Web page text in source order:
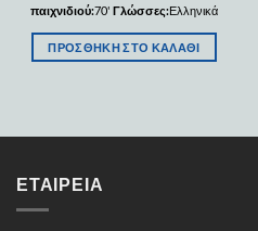
παιχνιδιού:70' Γλώσσες:Ελληνικά
ΠΡΟΣΘΉΚΗ ΣΤΟ ΚΑΛΆΘΙ
ΕΤΑΙΡΕΊΑ